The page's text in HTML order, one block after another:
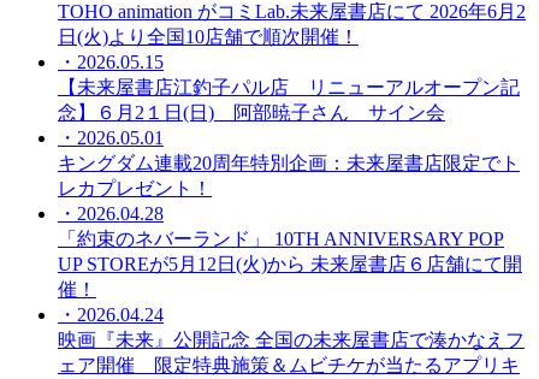
TOHO animation がコミLab.未来屋書店にて 2026年6月2
日(火)より全国10店舗で順次開催！
・2026.05.15
【未来屋書店江釣子パル店 リニューアルオープン記
念】６月2１日(日) 阿部暁子さん サイン会
・2026.05.01
キングダム連載20周年特別企画：未来屋書店限定でト
レカプレゼント！
・2026.04.28
「約束のネバーランド」 10TH ANNIVERSARY POP
UP STOREが5月12日(火)から 未来屋書店６店舗にて開
催！
・2026.04.24
映画『未来』公開記念 全国の未来屋書店で湊かなえフ
ェア開催 限定特典施策＆ムビチケが当たるアプリキ